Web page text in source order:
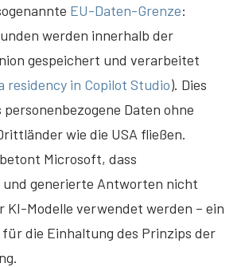
EU-Daten-Grenze:
werden innerhalb der
gespeichert und verarbeitet
residency in Copilot Studio). Dies
Daten ohne
wie die USA fließen.
Microsoft, dass
und generierte Antworten nicht
KI-Modelle verwendet werden – ein
die Einhaltung des Prinzips der